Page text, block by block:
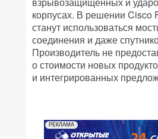
корпусах. В решении Cisco
станут использоваться
соединения и даже
Производитель не
о стоимости новых
и интегрированных
РЕКЛАМА